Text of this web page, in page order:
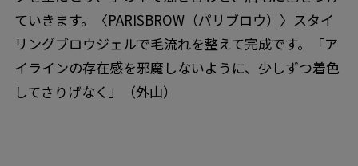
ていきます。〈PARISBROW（パリブロウ）〉スタイ
リングブロウジェルで毛流れを整えて完成です。「ア
イラインの存在感を邪魔しないように、少しずつ着色
してさりげなく」（外山）